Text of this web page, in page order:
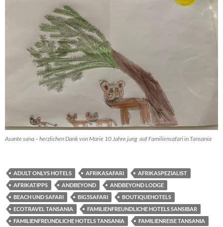
Asante sana – herzlichen Dank von Marie 10 Jahre jung auf Familiensafari in Tansania
ADULT ONLYS HOTELS AFRIKASAFARI
AFRIKASPEZIALIST
AFRIKATIPPS
ANDBEYOND
ANDBEYOND LODGE
BEACH UND SAFARI
BIG5SAFARI
BOUTIQUEHOTELS
ECOTRAVEL TANSANIA
FAMILIENFREUNDLICHE HOTELS SANSIBAR
FAMILIENFREUNDLICHE HOTELS TANSANIA
FAMILIENREISE TANSANIA